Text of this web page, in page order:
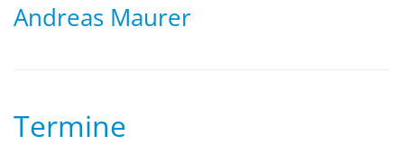
Andreas Maurer
Termine